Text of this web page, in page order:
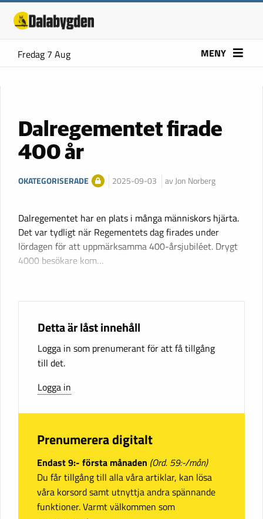
Fredag 7 Aug MENY
Dalregementet firade
400 år
OKATEGORISERADE 2025-09-03 av Jon Norberg
Dalregementet har en plats i många människors hjärta.
Det var tydligt när Regementets dag firades under
lördagen för att uppmärksamma 400-årsjubiléet. Drygt
4000 besökare kom…
Detta är låst innehåll
Logga in som prenumerant för att få tillgång
till det.
Logga in
Prenumerera digitalt
Endast 9:- första månaden (Ord. 59:-/mån)
Du får tillgång till alla våra artiklar, kan lösa
våra korsord samt utnyttja andra spännande
funktioner. Varmt välkommen som